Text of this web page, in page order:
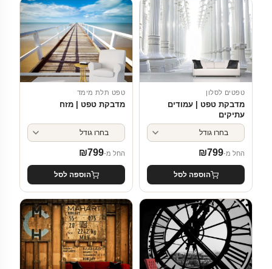
טפטים לסלון
מדבקת טפט | עמודים
עתיקים
החל מ- ₪799
הוספה לסל
טפט תלת מימד
מדבקת טפט | מזח
החל מ- ₪799
הוספה לסל